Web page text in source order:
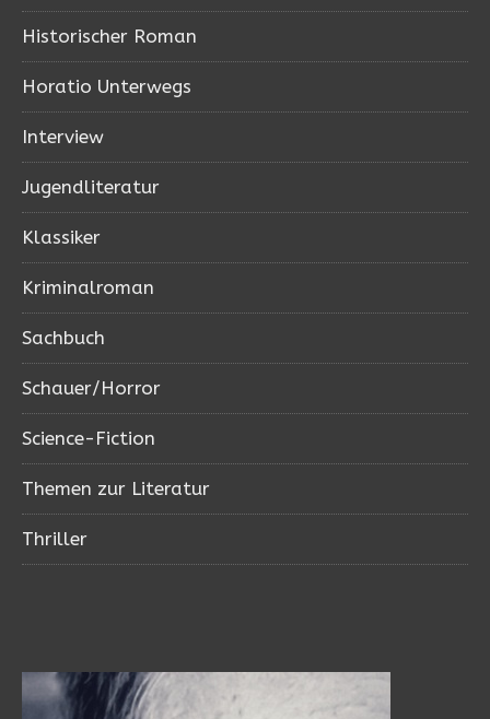
Historischer Roman
Horatio Unterwegs
Interview
Jugendliteratur
Klassiker
Kriminalroman
Sachbuch
Schauer/Horror
Science-Fiction
Themen zur Literatur
Thriller